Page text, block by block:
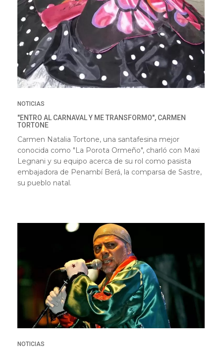
NOTICIAS
"ENTRO AL CARNAVAL Y ME TRANSFORMO", CARMEN
TORTONE
Carmen Natalia Tortone, una santafesina mejor
conocida como "La Porota Ormeño", charló con Maxi
Legnani y su equipo acerca de su rol como pasista
embajadora de Penambí Berá, la comparsa de Sastre,
su pueblo natal.
NOTICIAS